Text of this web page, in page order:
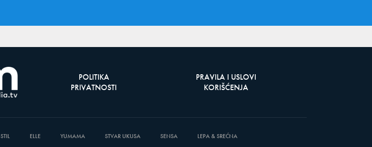
POLITIKA
PRIVATNOSTI
PRAVILA I USLOVI
KORIŠĆENJA
STIL ELLE YUMAMA STVAR UKUSA SENSA LEPA & SREĆNA